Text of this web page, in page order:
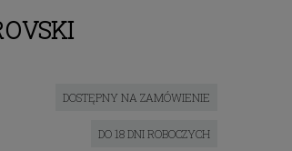
DOSTĘPNY NA ZAMÓWIENIE
DO 18 DNI ROBOCZYCH